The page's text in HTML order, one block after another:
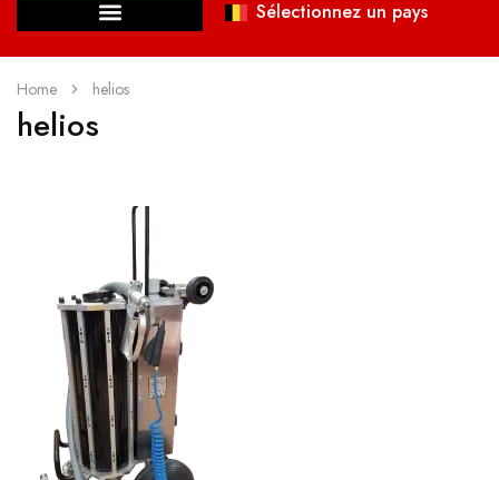
Sélectionnez un pays
Home helios
helios